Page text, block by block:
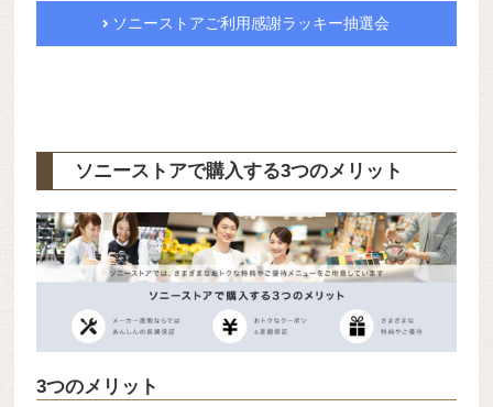
ソニーストアご利用感謝ラッキー抽選会
ソニーストアで購入する3つのメリット
3つのメリット